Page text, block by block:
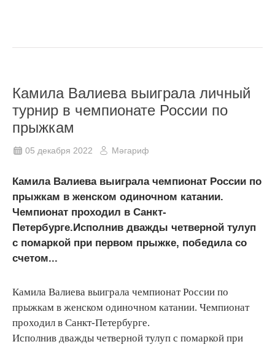
Камила Валиева выиграла личный
турнир в чемпионате России по
прыжкам
05 декабря 2022 Мәгариф
Камила Валиева выиграла чемпионат России по
прыжкам в женском одиночном катании.
Чемпионат проходил в Санкт-
Петербурге.Исполнив дважды четверной тулуп
с помаркой при первом прыжке, победила со
счетом...
Камила Валиева выиграла чемпионат России по
прыжкам в женском одиночном катании. Чемпионат
проходил в Санкт-Петербурге.
Исполнив дважды четверной тулуп с помаркой при